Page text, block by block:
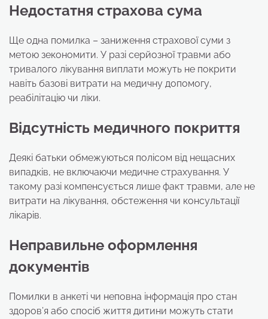
Недостатня страхова сума
Ще одна помилка – заниження страхової суми з
метою зекономити. У разі серйозної травми або
тривалого лікування виплати можуть не покрити
навіть базові витрати на медичну допомогу,
реабілітацію чи ліки.
Відсутність медичного покриття
Деякі батьки обмежуються полісом від нещасних
випадків, не включаючи медичне страхування. У
такому разі компенсується лише факт травми, але не
витрати на лікування, обстеження чи консультації
лікарів.
Неправильне оформлення
документів
Помилки в анкеті чи неповна інформація про стан
здоров’я або спосіб життя дитини можуть стати